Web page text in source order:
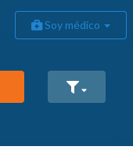
Soy médico